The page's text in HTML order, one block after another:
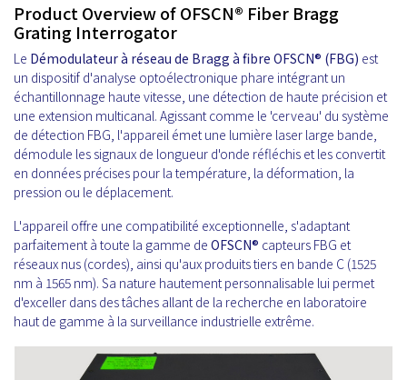
Product Overview of OFSCN® Fiber Bragg
Grating Interrogator
Le Démodulateur à réseau de Bragg à fibre OFSCN® (FBG) est
un dispositif d'analyse optoélectronique phare intégrant un
échantillonnage haute vitesse, une détection de haute précision et
une extension multicanal. Agissant comme le 'cerveau' du système
de détection FBG, l'appareil émet une lumière laser large bande,
démodule les signaux de longueur d'onde réfléchis et les convertit
en données précises pour la température, la déformation, la
pression ou le déplacement.
L'appareil offre une compatibilité exceptionnelle, s'adaptant
parfaitement à toute la gamme de OFSCN® capteurs FBG et
réseaux nus (cordes), ainsi qu'aux produits tiers en bande C (1525
nm à 1565 nm). Sa nature hautement personnalisable lui permet
d'exceller dans des tâches allant de la recherche en laboratoire
haut de gamme à la surveillance industrielle extrême.